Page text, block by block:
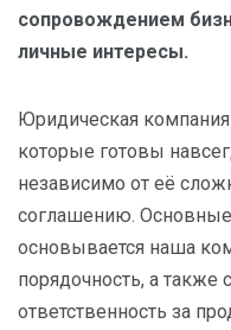
сопровождением
личные интересы.
Юридическая
которые готовы
независимо от её
соглашению.
основывается наша
порядочность, а также
ответственность за